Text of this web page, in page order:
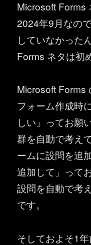
Microsoft Forms
2024年9月なの
していなかった
Forms ネタは初
Microsoft Forms
フォーム作成時
しい」ってお願
群を自動で考え
ームに設問を追
追加して」って
設問を自動で考
です。
そしておよそ1